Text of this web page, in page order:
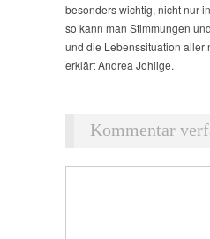
besonders wichtig, nicht nur
so kann man Stimmungen
und die Lebenssituation aller
erklärt Andrea Johlige.
Kommentar